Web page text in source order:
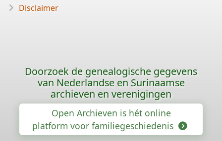
Disclaimer
Doorzoek de genealogische gegevens
van Nederlandse en Surinaamse
archieven en verenigingen
Open Archieven is hét online
platform voor familiegeschiedenis